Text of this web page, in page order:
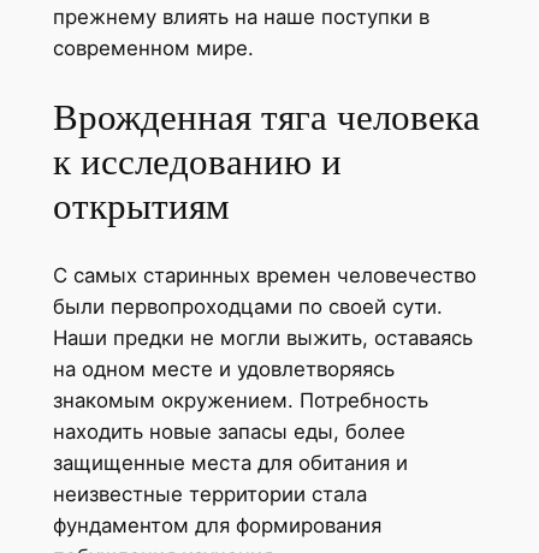
прежнему влиять на наше поступки в
современном мире.
Врожденная тяга человека
к исследованию и
открытиям
С самых старинных времен человечество
были первопроходцами по своей сути.
Наши предки не могли выжить, оставаясь
на одном месте и удовлетворяясь
знакомым окружением. Потребность
находить новые запасы еды, более
защищенные места для обитания и
неизвестные территории стала
фундаментом для формирования